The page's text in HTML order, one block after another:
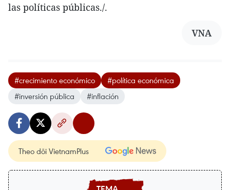
las políticas públicas./.
VNA
#crecimiento económico
#política económica
#inversión pública
#inflación
Theo dõi VietnamPlus